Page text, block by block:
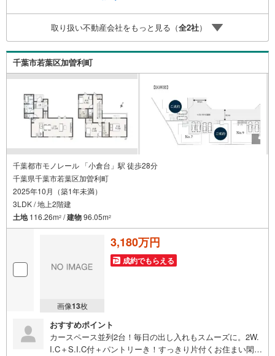
ーンの組み方、知らないと損する税金のこと等トータルで
サポート致します！
取り扱い不動産会社をもっと見る（全2社）
千葉市若葉区加曽利町
千葉都市モノレール 「小倉台」駅 徒歩28分
千葉県千葉市若葉区加曽利町
2025年10月（築1年未満）
3LDK / 地上2階建
土地116.26m2 /建物96.05m2
画像13枚
3,180万円
成約でもらえる
おすすめポイント
カースペース並列2台！毎日の出し入れもスムーズに。2W.
I.C＋S.I.C付＋パントリーき！すっきり片付くお住まい閑静